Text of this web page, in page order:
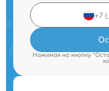
Нажимая на кнопку